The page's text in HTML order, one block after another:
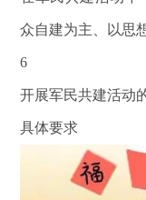
众自建为主、以思
6
开展军民共建活动
具体要求